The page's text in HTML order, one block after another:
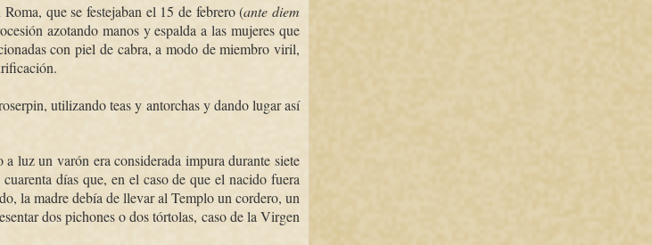
que se festejaban el 15 de febrero (ante diem
azotando manos y espalda a las mujeres que
con piel de cabra, a modo de miembro viril,
utilizando teas y antorchas y dando lugar así
luz un varón era considerada impura durante siete
días que, en el caso de que el nacido fuera
la madre debía de llevar al Templo un cordero, un
dos pichones o dos tórtolas, caso de la Virgen